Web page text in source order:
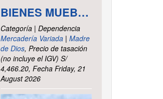
BIENES MUEBLES VARIOS - INTENDENCIA DE TRIBUTOS INTERNOS MADRE DE DIOS
Categoría | Dependencia
Mercadería Variada| Madre
de Dios, Precio de tasación
(no incluye el IGV) S/
4,466.20, Fecha Friday, 21
August 2026